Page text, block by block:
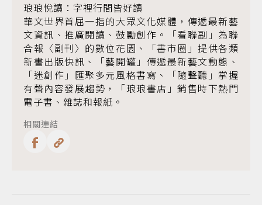
琅琅悅讀：字裡行間皆好讀
華文世界首屈一指的大眾文化媒體，傳遞最新藝
文資訊、推廣閱讀、鼓勵創作。「看聯副」為聯
合報〈副刊〉的數位花園、「書市圈」提供各類
新書出版快訊、「藝開罐」傳遞最新藝文動態、
「迷創作」匯聚多元風格書寫、「隨聲聽」掌握
有聲內容發展趨勢，「琅琅書店」銷售時下熱門
電子書、雜誌和報紙。
相關連結